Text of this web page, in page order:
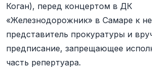
Коган), перед концертом в ДК
«Железнодорожник» в Самаре к
представитель прокуратуры и
предписание, запрещающее
часть репертуара.